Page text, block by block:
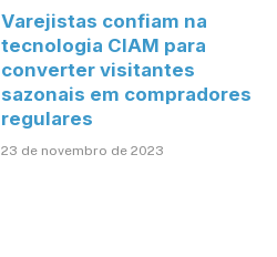
Varejistas confiam na
tecnologia CIAM para
converter visitantes
sazonais em compradores
regulares
23 de novembro de 2023